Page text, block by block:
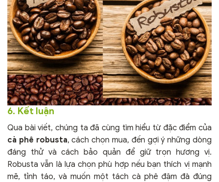
6. Kết luận
Qua bài viết, chúng ta đã cùng tìm hiểu từ đặc điểm của
cà phê robusta, cách chọn mua, đến gợi ý những dòng
đáng thử và cách bảo quản để giữ trọn hương vị.
Robusta vẫn là lựa chọn phù hợp nếu bạn thích vị mạnh
mẽ, tỉnh táo, và muốn một tách cà phê đậm đà đúng